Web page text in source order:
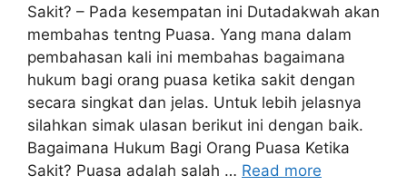
Sakit? – Pada kesempatan ini Dutadakwah akan
membahas tentng Puasa. Yang mana dalam
pembahasan kali ini membahas bagaimana
hukum bagi orang puasa ketika sakit dengan
secara singkat dan jelas. Untuk lebih jelasnya
silahkan simak ulasan berikut ini dengan baik.
Bagaimana Hukum Bagi Orang Puasa Ketika
Sakit? Puasa adalah salah … Read more